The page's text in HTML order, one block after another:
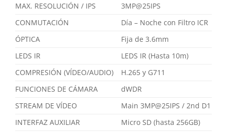
MAX. RESOLUCIÓN / IPS
3MP@25IPS
CONMUTACIÓN
Día – Noche con Filtro ICR
ÓPTICA
Fija de 3.6mm
LEDS IR
LEDS IR (Hasta 10m)
COMPRESIÓN (VÍDEO/AUDIO)
H.265 y G711
FUNCIONES DE CÁMARA
dWDR
STREAM DE VÍDEO
Main 3MP@25IPS / 2nd D1
INTERFAZ AUXILIAR
Micro SD (hasta 256GB)